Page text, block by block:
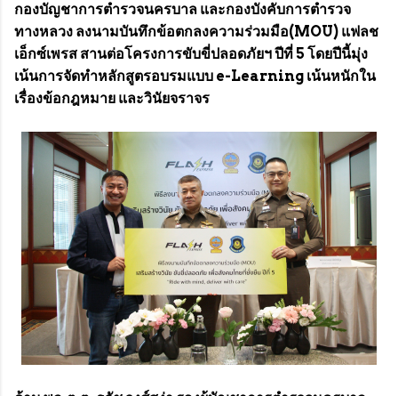
กองบัญชาการตำรวจนครบาล และกองบังคับการตำรวจ
ทางหลวง ลงนามบันทึกข้อตกลงความร่วมมือ(MOU) แฟลช
เอ็กซ์เพรส สานต่อโครงการขับขี่ปลอดภัยฯ ปีที่ 5 โดยปีนี้มุ่ง
เน้นการจัดทำหลักสูตรอบรมแบบ e-Learning เน้นหนักใน
เรื่องข้อกฎหมาย และวินัยจราจร